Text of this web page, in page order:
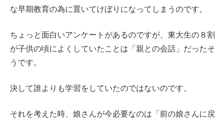
な早期教育の為に置いてけぼりになってしまうのです。
ちょっと面白いアンケートがあるのですが、東大生の８割
が子供の頃によくしていたことは「親との会話」だったそ
うです。
決して誰よりも学習をしていたのではないのです。
それを考えた時、娘さんが今必要なのは「前の娘さんに戻